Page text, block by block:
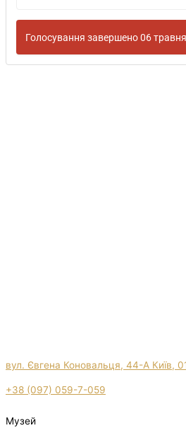
Голосування завершено 06
вул. Євгена Коновальця, 44-А Київ,
+38 (097) 059-7-059
Музей